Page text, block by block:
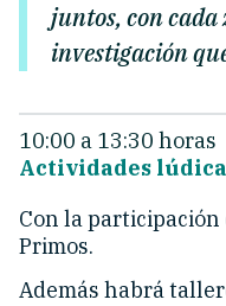
juntos, con
investigación
10:00 a 13:30 horas
Actividades
Con la participación
Primos.
Además habrá